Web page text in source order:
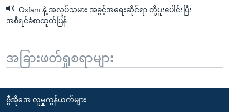
Oxfam နဲ့ အလုပ်သမား အခွင့်အရေးဆိုင်ရာ တို့ပူးပေါင်းပြီး
အစီရင်ခံစာထုတ်ပြန်
အခြားဖတ်ရှုစရာများ
ဗွီအိုအေ လူမှုကွန်ယက်များ